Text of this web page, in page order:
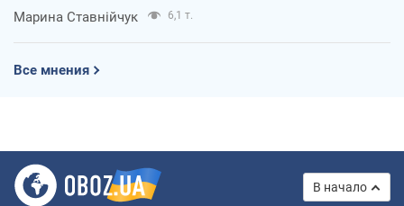
Марина Ставнійчук 6,1 т.
Все мнения
В начало